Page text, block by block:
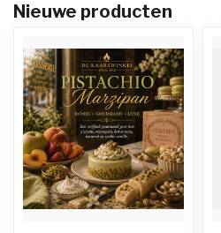
Nieuwe producten